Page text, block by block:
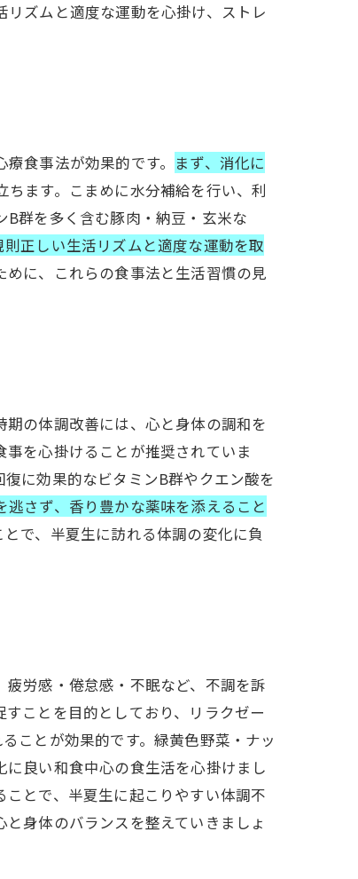
ズムと適度な運動を心掛け、ストレ
食事法が効果的です。 まず、消化に
ます。こまめに水分補給を行い、利
群を多く含む豚肉・納豆・玄米な
正しい生活リズムと適度な運動を取
に、これらの食事法と生活習慣の見
の体調改善には、心と身体の調和を
を心掛けることが推奨されていま
復に効果的なビタミンB群やクエン酸を
さず、香り豊かな薬味を添えること
で、半夏生に訪れる体調の変化に負
労感・倦怠感・不眠など、不調を訴
ことを目的としており、リラクゼー
ことが効果的です。緑黄色野菜・ナッ
良い和食中心の食生活を心掛けまし
ことで、半夏生に起こりやすい体調不
身体のバランスを整えていきましょ